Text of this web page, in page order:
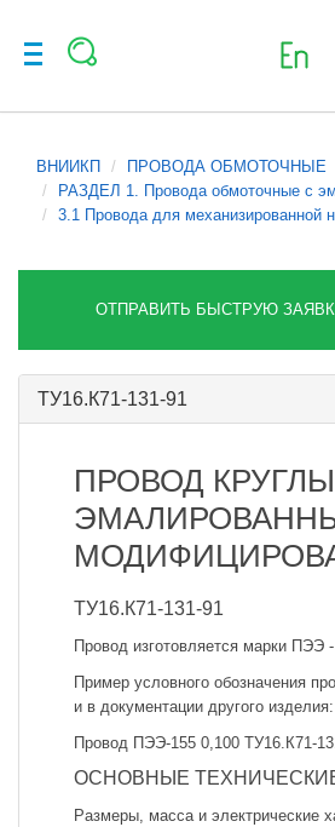
ВНИИКП
ПРОВОДА ОБМОТОЧНЫЕ
РАЗДЕЛ 1. Провода обмоточные с
3.1 Провода для механизированной
ОТПРАВИТЬ БЫСТРУЮ
ТУ16.К71-131-91
ПРОВОД
ТУ16.К71-131-91
Провод изготовляется марки ПЭЭ
Пример условного обозначения
и в документации другого изделия:
Провод ПЭЭ-155 0,100 ТУ16.К71-
ОСНОВНЫЕ
Размеры, масса и электрические